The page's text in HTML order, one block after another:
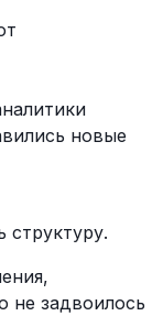
новые
структуру.
не задвоилось